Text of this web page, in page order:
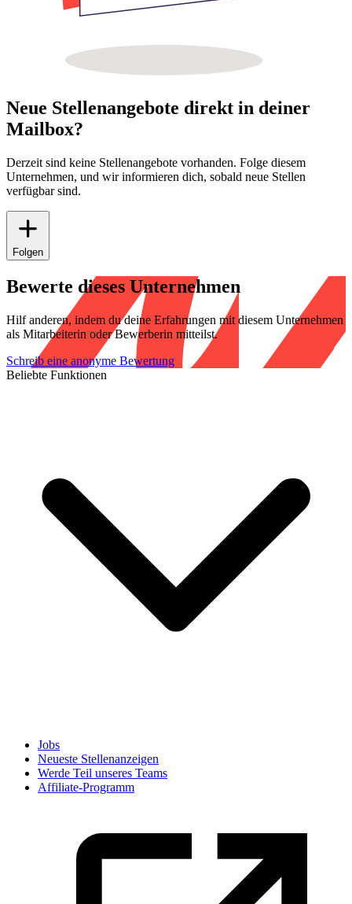
Neue Stellenangebote direkt in deiner
Mailbox?
Derzeit sind keine Stellenangebote vorhanden. Folge diesem
Unternehmen, und wir informieren dich, sobald neue Stellen
verfügbar sind.
Folgen
Bewerte dieses Unternehmen
Hilf anderen, indem du deine Erfahrungen mit diesem Unternehmen
als Mitarbeiterin oder Bewerberin mitteilst.
Schreib eine anonyme Bewertung
Beliebte Funktionen
Jobs
Neueste Stellenanzeigen
Werde Teil unseres Teams
Affiliate-Programm